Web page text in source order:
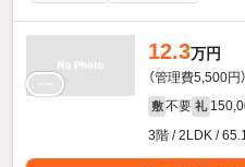
12.3万円
（管理費5,500円）
敷 不要 礼
3階 / 2LDK /